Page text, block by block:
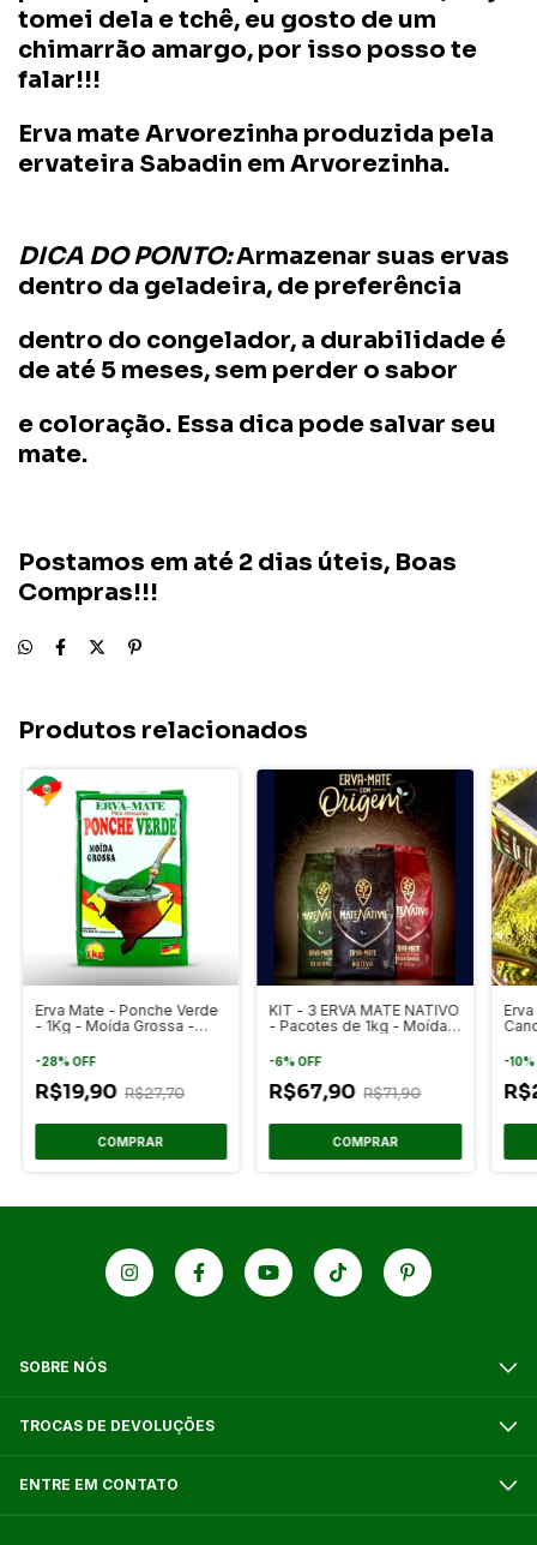
tomei dela e tchê, eu gosto de um
chimarrão amargo, por isso posso te
falar!!!
Erva mate Arvorezinha produzida pela
ervateira Sabadin em Arvorezinha.
DICA DO PONTO:Armazenar suas ervas
dentro da geladeira, de preferência
dentro do congelador, a durabilidade é
de até 5 meses, sem perder o sabor
e coloração. Essa dica pode salvar seu
mate.
Postamos em até 2 dias úteis, Boas
Compras!!!
Produtos relacionados
Erva Mate - Ponche Verde
- 1Kg - Moída Grossa -
gaúcho
-28%OFF
R$19,90 R$27,70
KIT - 3 ERVA MATE NATIVO
- Pacotes de 1kg - Moída
Original
-6%OFF
R$67,90 R$71,90
-10%
SOBRE NÓS
TROCAS DE DEVOLUÇÕES
ENTRE EM CONTATO